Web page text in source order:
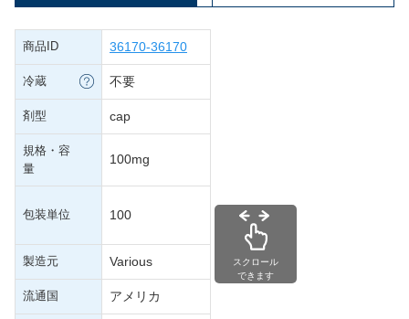
商品ID 36170-36170
冷蔵 不要
剤型 cap
規格・容
量
100mg
包装単位 100
製造元 Various
流通国 アメリカ
スクロール
できます